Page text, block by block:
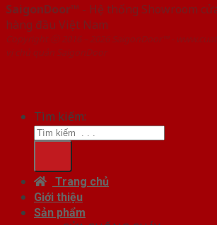
SaigonDoor™ - Hệ thống Showroom
hàng đầu Việt Nam
Copyright ⓒ 2016 – 2026 SaigonDoor™ -
vị chủ quản SaigonDoor
Tìm kiếm:
Trang chủ
Giới thiệu
Sản phẩm